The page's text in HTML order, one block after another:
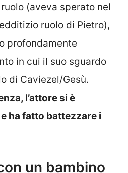
(aveva sperato nel
ruolo di Pietro),
profondamente
in cui il suo sguardo
di Caviezel/Gesù.
l’attore si è
ha fatto battezzare i
un bambino